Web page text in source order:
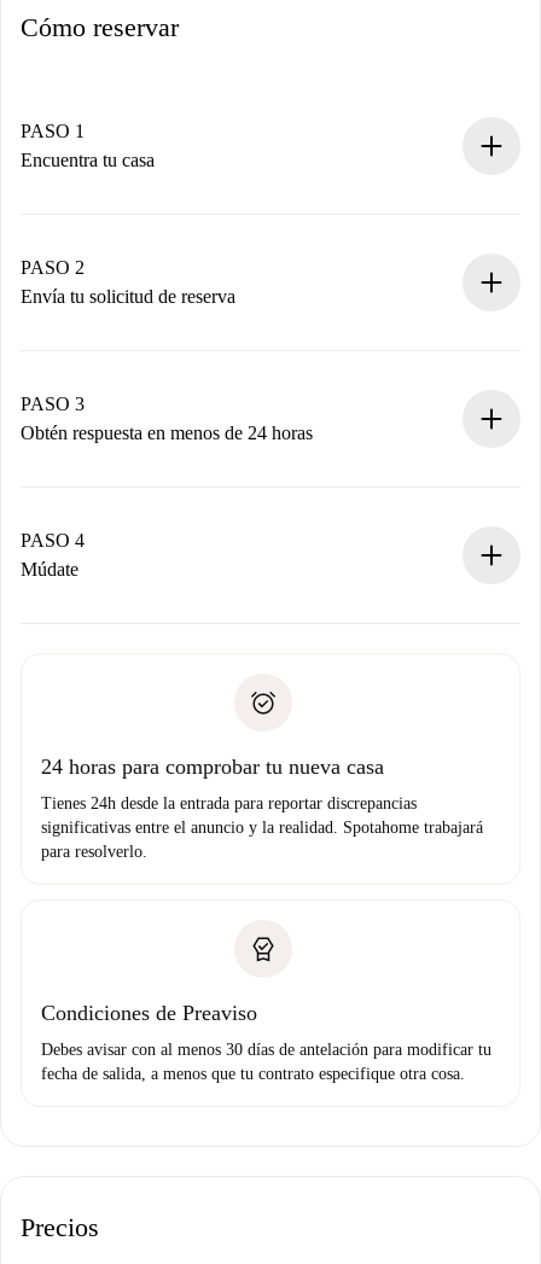
Cómo reservar
PASO 1
Encuentra tu casa
Tienes toda la información necesaria por adelantado.
PASO 2
Envía tu solicitud de reserva
propietario acepte.
PASO 3
Obtén respuesta en menos de 24 horas
contacto con el propietario.
Si es rechazada: No te haremos ningún cargo y te
Prueba de solvencia
PASO 4
Múdate
no nos comunicas ningún problema.
24 horas para comprobar tu nueva casa
Tienes 24h desde la entrada para reportar discrepancias
significativas entre el anuncio y la realidad. Spotahome trabajará
para resolverlo.
Condiciones de Preaviso
Debes avisar con al menos 30 días de antelación para modificar tu
fecha de salida, a menos que tu contrato especifique otra cosa.
Precios